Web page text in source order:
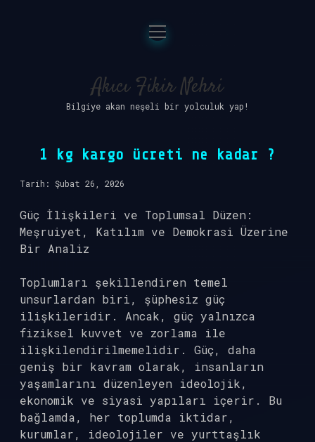
Anasayfa
Gizlilik Politikası
Yasal Uyarı
Hakkımızda
menüyü
aç
Akıcı Fikir Nehri
Bilgiye akan neşeli bir yolculuk yap!
1 kg kargo ücreti ne kadar ?
Tarih: Şubat 26, 2026
Güç İlişkileri ve Toplumsal Düzen:
Meşruiyet, Katılım ve Demokrasi Üzerine
Bir Analiz
Toplumları şekillendiren temel
unsurlardan biri, şüphesiz güç
ilişkileridir. Ancak, güç yalnızca
fiziksel kuvvet ve zorlama ile
ilişkilendirilmemelidir. Güç, daha
geniş bir kavram olarak, insanların
yaşamlarını düzenleyen ideolojik,
ekonomik ve siyasi yapıları içerir. Bu
bağlamda, her toplumda iktidar,
kurumlar, ideolojiler ve yurttaşlık